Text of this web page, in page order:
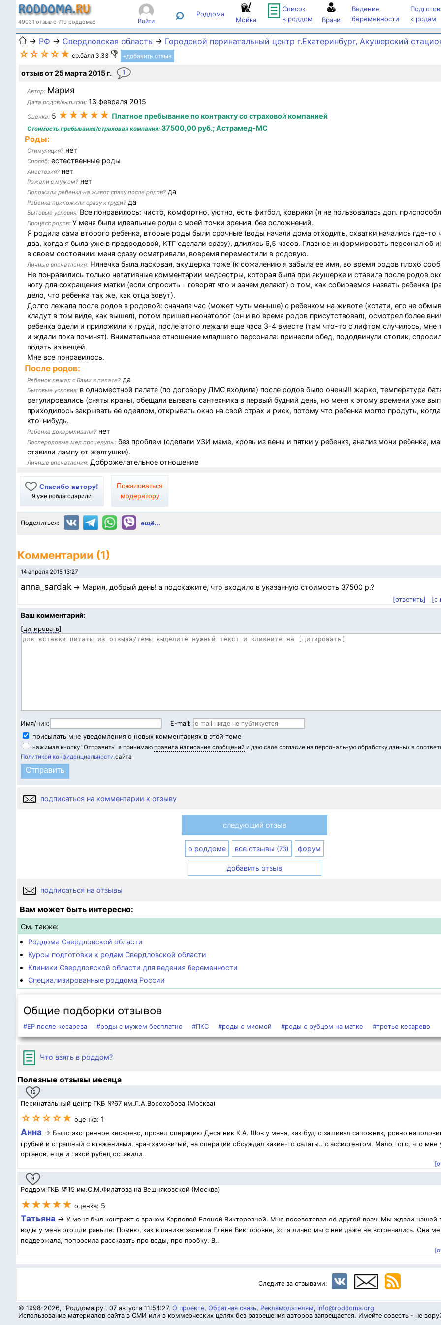
49031 отзыв о 719 роддомах Войти ⌕ Роддома
Мойка
Список
в роддом
Врачи
Ведение
беременности
к родам
→ РФ → Свердловская область → Городской перинатальный центр г.Екатеринбург, Акушерский
☆☆☆☆★ ср.балл 3,33 +добавить отзыв
отзыв от 25 марта 2015 г. 1
Автор: Мария
Дата родов/выписки: 13 февраля 2015
Оценка: 5 ★★★★★ Платное пребывание по контракту со страховой компанией
Стоимость пребывания/страховая компания: 37500,00 руб.; Астрамед-МС
Роды:
Стимуляция? нет
Способ: естественные роды
Анестезия? нет
Рожали с мужем? нет
Положили ребенка на живот сразу после родов? да
Ребенка приложили сразу к груди? да
Бытовые условия: Все понравилось: чисто, комфортно, уютно, есть фитбол, коврики (я не пользовалась доп.
Процесс родов: У меня были идеальные роды с моей точки зрения, без осложнений.
Я родила сама второго ребенка, вторые роды были срочные (воды начали дома отходить, схватки начались где-то
два, когда я была уже в предродовой, КТГ сделали сразу), длились 6,5 часов. Главное информировать персонал об
в своем состоянии: меня сразу осматривали, вовремя переместили в родовую.
Личные впечатления: Нянечка была ласковая, акушерка тоже (к сожалению я забыла ее имя, во время родов плохо
Не понравились только негативные комментарии медсестры, которая была при акушерке и ставила после родов
ногу для сокращения матки (если спросить - говорят что и зачем делают) о том, как собираемся назвать ребенка
дело, что ребенка так же, как отца зовут).
Долго лежала после родов в родовой: сначала час (может чуть меньше) с ребенком на животе (кстати, его не
кладут в том виде, как вышел), потом пришел неонатолог (он и во время родов присутствовал), осмотрел более
ребенка одели и приложили к груди, после этого лежали еще часа 3-4 вместе (там что-то с лифтом случилось, мне
и ждали пока починят). Внимательное отношение младшего персонала: принесли обед, пододвинули столик,
подать из вещей.
Мне все понравилось.
После родов:
Ребенок лежал с Вами в палате? да
Бытовые условия: в одноместной палате (по договору ДМС входила) после родов было очень!!! жарко, температура
регулировались (сняты краны, обещали вызвать сантехника в первый будний день, но меня к этому времени уже
приходилось закрывать ее одеялом, открывать окно на свой страх и риск, потому что ребенка могло продуть,
кто-нибудь.
Ребенка докармливали? нет
Послеродовые мед.процедуры: без проблем (сделали УЗИ маме, кровь из вены и пятки у ребенка, анализ мочи ребенка,
ставили лампу от желтушки).
Личные впечатления: Доброжелательное отношение
Спасибо автору!
9 уже поблагодарили
Пожаловаться
модератору
Поделиться: ещё...
Комментарии (1)
14 апреля 2015 13:27
anna_sardak → Мария, добрый день! а подскажите, что входило в указанную стоимость 37500 р.?
[ответить]
[с
Ваш комментарий:
[цитировать]
Имя/ник:
E-mail:
присылать мне уведомления о новых комментариях в этой теме
нажимая кнопку "Отправить" я принимаю правила написания сообщений и даю свое согласие на персональную обработку данных в
Политикой конфиденциальности сайта
подписаться на комментарии к отзыву
следующий отзыв
о роддоме все отзывы (73) форум
добавить отзыв
подписаться на отзывы
Вам может быть интересно:
См. также:
Роддома Свердловской области
Курсы подготовки к родам Свердловской области
Клиники Свердловской области для ведения беременности
Специализированные роддома России
Общие подборки отзывов
#ЕР после кесарева #роды с мужем бесплатно #ПКС #роды с миомой #роды с рубцом на матке #третье кесарево
Что взять в роддом?
Полезные отзывы месяца
12
Перинатальный центр ГКБ №67 им.Л.А.Ворохобова (Москва)
☆☆☆☆★ оценка: 1
Анна → Было экстренное кесарево, провел операцию Десятник К.А. Шов у меня, как будто зашивал сапожник, ровно
грубый и страшный с втяжениями, врач хамовитый, на операции обсуждал какие-то салаты.. с ассистентом. Мало того, что мне
органов, еще и такой рубец оставили..
9
Роддом ГКБ №15 им.О.М.Филатова на Вешняковской (Москва)
★★★★★ оценка: 5
Татьяна → У меня был контракт с врачом Карповой Еленой Викторовной. Мне посоветовал её другой врач. Мы ждали нашей
воды у меня отошли раньше. Помню, как в панике звонила Елене Викторовне, хотя лично мы с ней даже не встречались. Она
поддержала, попросила рассказать про воды, про пробку. В...
Следите за отзывами:
© 1998-2026, "Роддома.ру". 07 августа 11:54:27. О проекте, Обратная связь, Рекламодателям, info@roddoma.org
Использование материалов сайта в СМИ или в коммерческих целях без разрешения авторов запрещается. Имейте совесть - не